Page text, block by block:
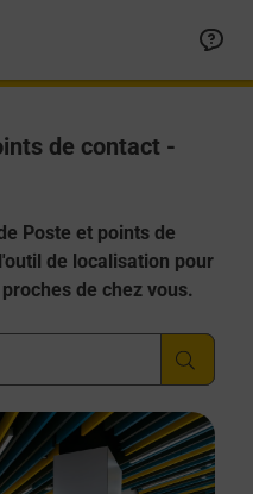
de contact -
Poste et points de
de localisation pour
de chez vous.